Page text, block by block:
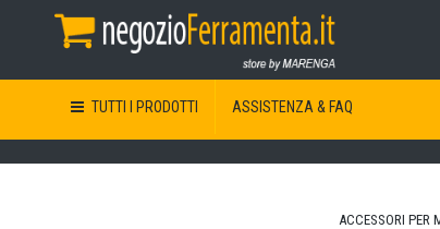
TUTTI I PRODOTTI ASSISTENZA & FAQ
ACCESSORI PER